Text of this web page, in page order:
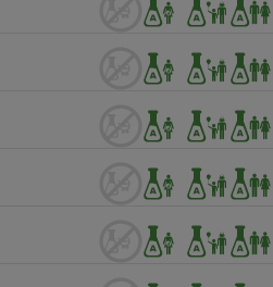
Robot ménager